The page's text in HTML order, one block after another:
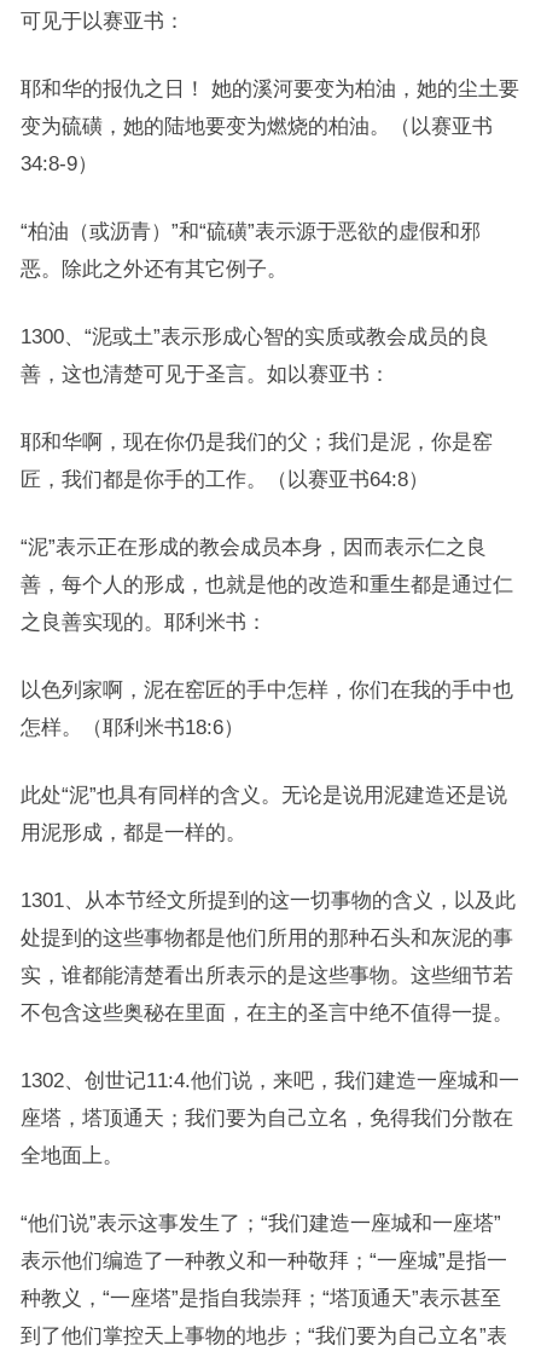
可见于以赛亚书：
耶和华的报仇之日！ 她的溪河要变为柏油，她的尘土要
变为硫磺，她的陆地要变为燃烧的柏油。（以赛亚书
34:8-9）
“柏油（或沥青）”和“硫磺”表示源于恶欲的虚假和邪
恶。除此之外还有其它例子。
1300、“泥或土”表示形成心智的实质或教会成员的良
善，这也清楚可见于圣言。如以赛亚书：
耶和华啊，现在你仍是我们的父；我们是泥，你是窑
匠，我们都是你手的工作。（以赛亚书64:8）
“泥”表示正在形成的教会成员本身，因而表示仁之良
善，每个人的形成，也就是他的改造和重生都是通过仁
之良善实现的。耶利米书：
以色列家啊，泥在窑匠的手中怎样，你们在我的手中也
怎样。（耶利米书18:6）
此处“泥”也具有同样的含义。无论是说用泥建造还是说
用泥形成，都是一样的。
1301、从本节经文所提到的这一切事物的含义，以及此
处提到的这些事物都是他们所用的那种石头和灰泥的事
实，谁都能清楚看出所表示的是这些事物。这些细节若
不包含这些奥秘在里面，在主的圣言中绝不值得一提。
1302、创世记11:4.他们说，来吧，我们建造一座城和一
座塔，塔顶通天；我们要为自己立名，免得我们分散在
全地面上。
“他们说”表示这事发生了；“我们建造一座城和一座塔”
表示他们编造了一种教义和一种敬拜；“一座城”是指一
种教义，“一座塔”是指自我崇拜；“塔顶通天”表示甚至
到了他们掌控天上事物的地步；“我们要为自己立名”表